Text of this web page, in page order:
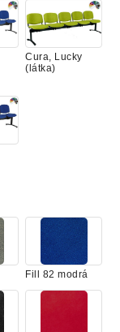
Cura, Lucky
(látka)
Fill 82 modrá